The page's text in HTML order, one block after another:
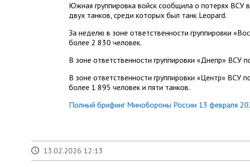
Южная группировка войск сообщила о потерях ВСУ
двух танков, среди которых был танк Leopard.
За неделю в зоне ответственности группировки
более 2 830 человек.
В зоне ответственности группировки «Днепр» ВСУ
В зоне ответственности группировки «Центр» ВСУ
более 1 895 человек и пяти танков.
Полный брифинг Минобороны России 13 февраля
13.02.2026 12:13